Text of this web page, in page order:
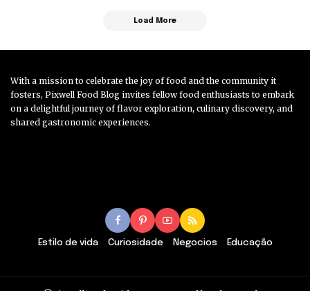
Load More
With a mission to celebrate the joy of food and the community it
fosters, Pixwell Food Blog invites fellow food enthusiasts to embark
on a delightful journey of flavor exploration, culinary discovery, and
shared gastronomic experiences.
Estilo de vida Curiosidade Negocios Educação